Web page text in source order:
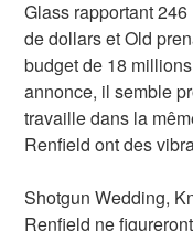
Glass rapportant
de dollars et Old
budget de 18
annonce, il semble
travaille dans la
Renfield ont des
Shotgun Wedding,
Renfield ne